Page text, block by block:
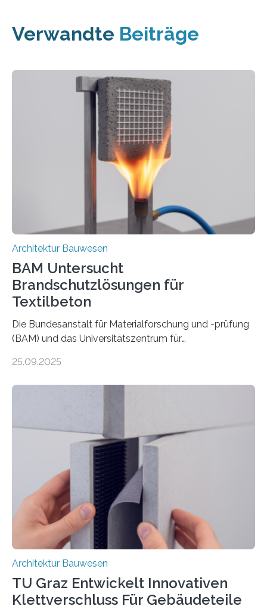
Verwandte Beiträge
Architektur Bauwesen
BAM Untersucht
Brandschutzlösungen für
Textilbeton
Die Bundesanstalt für Materialforschung und -prüfung
(BAM) und das Universitätszentrum für
untersuchen in einem gemeinsamen Forschungsprojekt
Ziel ist es, die Einsatzmöglichkeiten dieses innovativen
sicherem und nachhaltigem Bauen zu leisten.
Textilbeton ist ein moderner Verbundwerkstoff, der aus
einer feinkörnigen Betonmatrix und einer textilen
Bewehrung besteht – meist aus Carbon-, Glas- oder
Basaltfasern. Anders als herkömmlicher Stahlbeton, bei
dem Stahlstäbe zur…
25.09.2025
Architektur Bauwesen
TU Graz Entwickelt Innovativen
Klettverschluss Für Gebäudeteile